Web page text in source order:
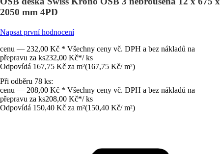
2050 mm 4PD
Napsat první hodnocení
cenu — 232,00 Kč * Všechny ceny vč. DPH a bez nákladů na
přepravu za ks232,00 Kč*/ ks
Odpovídá 167,75 Kč za m²(167,75 Kč/ m²)
Při odběru 78 ks:
cenu — 208,00 Kč * Všechny ceny vč. DPH a bez nákladů na
přepravu za ks208,00 Kč*/ ks
Odpovídá 150,40 Kč za m²(150,40 Kč/ m²)